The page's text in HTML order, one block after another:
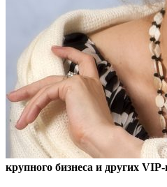
крупного бизнеса и других